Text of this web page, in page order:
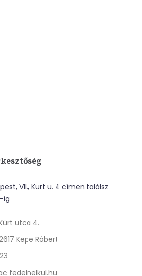
VII., Kürt u. 4 címen találsz
ig
utca 4.
Kepe Róbert
fedelnelkul.hu